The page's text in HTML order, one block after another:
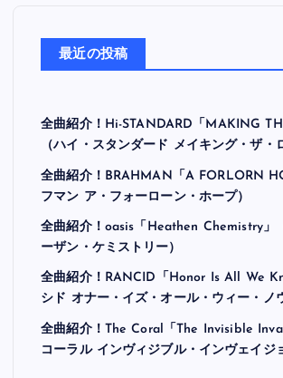
最近の投稿
全曲紹介！Hi-STANDARD「MAKING
（ハイ・スタンダード メイキング・ザ・
全曲紹介！BRAHMAN「A FORLORN
フマン ア・フォーローン・ホープ）
全曲紹介！oasis「Heathen Chemistry」
ーザン・ケミストリー）
全曲紹介！RANCID「Honor Is All We
シド オナー・イズ・オール・ウィー・ノ
全曲紹介！The Coral「The Invisible
コーラル インヴィジブル・インヴェイジ